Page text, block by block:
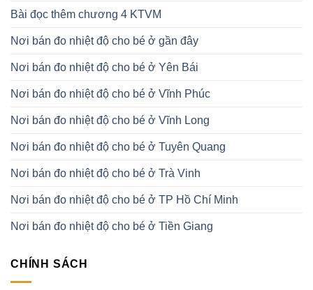
Bài đọc thêm chương 4 KTVM
Nơi bán đo nhiệt độ cho bé ở gần đây
Nơi bán đo nhiệt độ cho bé ở Yên Bái
Nơi bán đo nhiệt độ cho bé ở Vĩnh Phúc
Nơi bán đo nhiệt độ cho bé ở Vĩnh Long
Nơi bán đo nhiệt độ cho bé ở Tuyên Quang
Nơi bán đo nhiệt độ cho bé ở Trà Vinh
Nơi bán đo nhiệt độ cho bé ở TP Hồ Chí Minh
Nơi bán đo nhiệt độ cho bé ở Tiền Giang
CHÍNH SÁCH